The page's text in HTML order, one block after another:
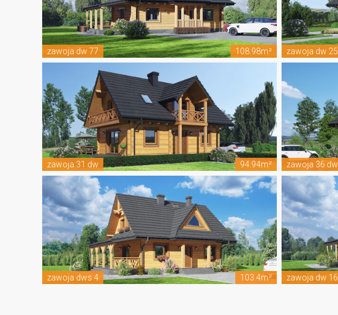
zawoja dw 77 108.98m² zawoja dw 25
zawoja 31 dw 94.94m² zawoja 36 dw
zawoja dws 4 103.4m² zawoja dw 16